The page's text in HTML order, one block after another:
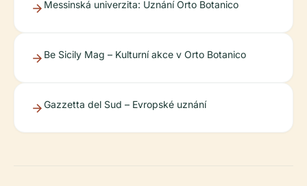
Messinská univerzita: Uznání Orto Botanico
Be Sicily Mag – Kulturní akce v Orto Botanico
Gazzetta del Sud – Evropské uznání